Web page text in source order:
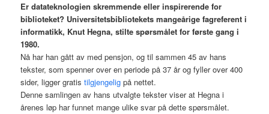
Er datateknologien skremmende eller inspirerende for
biblioteket? Universitetsbibliotekets mangeårige fagreferent i
informatikk, Knut Hegna, stilte spørsmålet for første gang i
1980.
Nå har han gått av med pensjon, og til sammen 45 av hans
tekster, som spenner over en periode på 37 år og fyller over 400
sider, ligger gratistilgjengelig på nettet.
Denne samlingen av hans utvalgte tekster viser at Hegna i
årenes løp har funnet mange ulike svar på dette spørsmålet.